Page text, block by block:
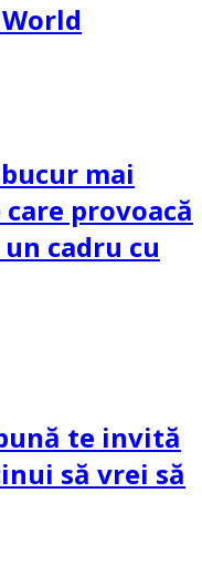
mai
provoacă
cadru cu
te invită
să vrei să